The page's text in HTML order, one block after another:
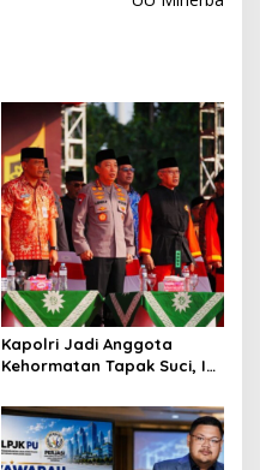
Kapolri Jadi Anggota
Kehormatan Tapak Suci, Ini